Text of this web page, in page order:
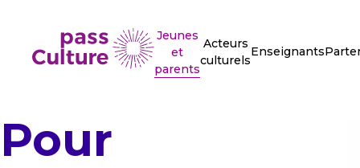
Jeunes
et
parents
Acteurs
culturels
Enseignants
Pour